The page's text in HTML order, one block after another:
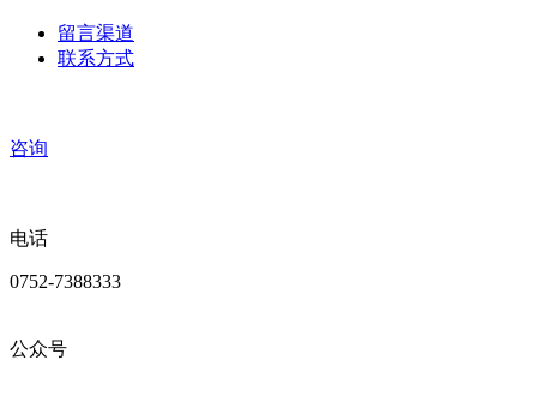
留言渠道
联系方式
咨询
电话
0752-7388333
公众号